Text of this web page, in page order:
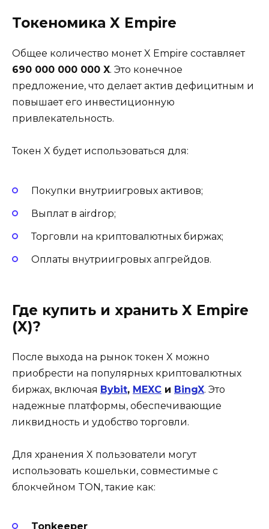
Токеномика X Empire
Общее количество монет X Empire составляет
690 000 000 000 X. Это конечное
предложение, что делает актив дефицитным и
повышает его инвестиционную
привлекательность.
Токен X будет использоваться для:
Покупки внутриигровых активов;
Выплат в airdrop;
Торговли на криптовалютных биржах;
Оплаты внутриигровых апгрейдов.
Где купить и хранить X Empire
(X)?
После выхода на рынок токен X можно
приобрести на популярных криптовалютных
биржах, включая Bybit, MEXC и BingX. Это
надежные платформы, обеспечивающие
ликвидность и удобство торговли.
Для хранения X пользователи могут
использовать кошельки, совместимые с
блокчейном TON, такие как:
Tonkeeper